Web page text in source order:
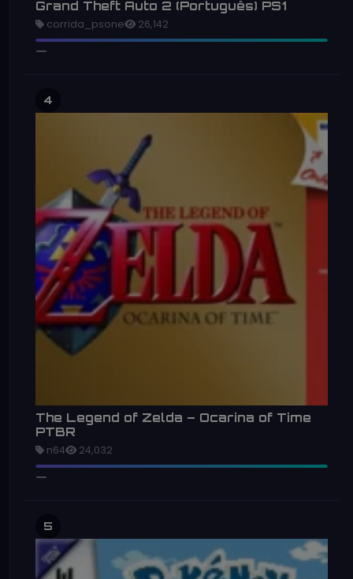
Grand Theft Auto 2 (Português) PS1
corrida_psone 26,142
4
The Legend of Zelda – Ocarina of Time
PTBR
n64 24,032
5